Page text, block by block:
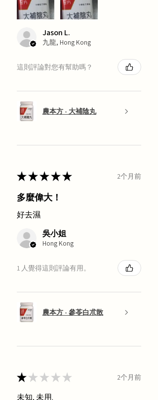
Jason L.
九龍, Hong Kong
這則評論對您有幫助嗎？
農本方 - 大補陰丸
★★★★★ 2个月前
多麼偉大！
好去濕
吳小姐
Hong Kong
1 人覺得這則評論有用。
農本方 - 參苓白朮散
★★★★★ 2个月前
未知, 未用.